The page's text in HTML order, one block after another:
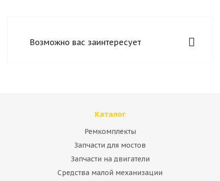
Возможно вас заинтересует
Каталог
Ремкомплекты
Запчасти для мостов
Запчасти на двигатели
Средства малой механизации